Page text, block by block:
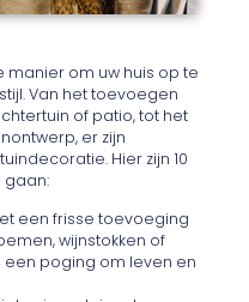
om uw huis op te
Van het toevoegen
of patio, tot het
er zijn
Hier zijn 10
gaan:
een frisse toevoeging
wijnstokken of
een poging om leven en